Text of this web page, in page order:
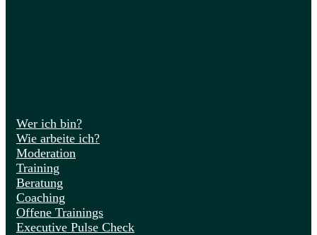
Wer ich bin?
Wie arbeite ich?
Moderation
Training
Beratung
Coaching
Offene Trainings
Executive Pulse Check